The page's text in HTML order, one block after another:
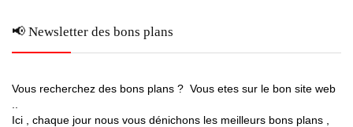
📢 Newsletter des bons plans
Vous recherchez des bons plans ? Vous etes sur le bon site web
Ici , chaque jour nous vous dénichons les meilleurs bons plans ,